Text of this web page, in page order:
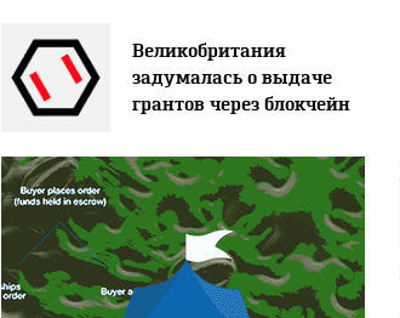
Великобритания
задумалась о выдаче
грантов через блокчейн